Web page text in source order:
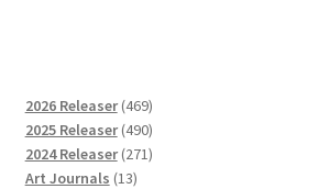
2026 Releaser 469469
produkter
2025 Releaser 490490
produkter
2024 Releaser 271271
Art Journals 1313